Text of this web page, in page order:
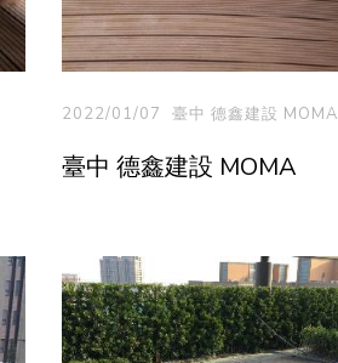
2022/01/07 臺中 德鑫建設 MOMA
臺中 德鑫建設 MOMA